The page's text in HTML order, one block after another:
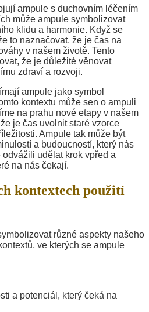
ampule s duchovním léčením
může ampule symbolizovat
klidu a harmonie. Když se
to naznačovat, že je čas na
v našem životě. Tento
že je důležité věnovat
zdraví a rozvoji.
ampule jako symbol
kontextu může sen o ampuli
na prahu nové etapy v našem
je čas uvolnit staré vzorce
Ampule tak může být
a budoucností, který nás
udělat krok vpřed a
na nás čekají.
kontextech použití
různé aspekty našeho
ve kterých se ampule
a potenciál, který čeká na